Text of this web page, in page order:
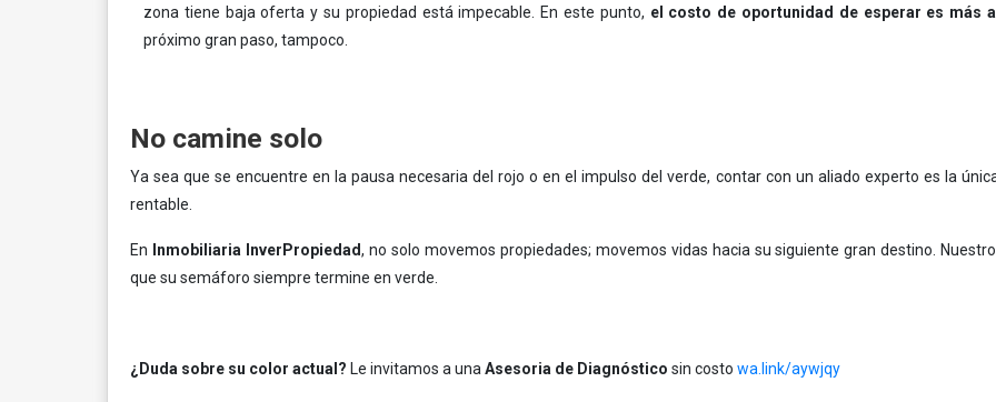
zona tiene baja oferta y su propiedad está impecable. En este punto, el costo de oportunidad de esperar es más
próximo gran paso, tampoco.
No camine solo
Ya sea que se encuentre en la pausa necesaria del rojo o en el impulso del verde, contar con un aliado experto es la
rentable.
En Inmobiliaria InverPropiedad, no solo movemos propiedades; movemos vidas hacia su siguiente gran destino.
que su semáforo siempre termine en verde.
¿Duda sobre su color actual? Le invitamos a una Asesoria de Diagnóstico sin costo wa.link/aywjqy